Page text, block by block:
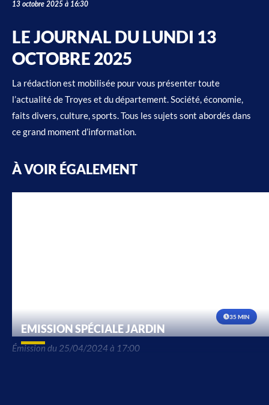
13 octobre 2025 à 16:30
LE JOURNAL DU LUNDI 13
OCTOBRE 2025
La rédaction est mobilisée pour vous présenter toute
l’actualité de Troyes et du département. Société, économie,
faits divers, culture, sports. Tous les sujets sont abordés dans
ce grand moment d’information.
À VOIR ÉGALEMENT
35 MIN
EMISSION SPÉCIALE JARDIN
Émission du 25/04/2024 à 17:00